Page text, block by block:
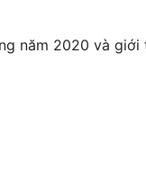
năm 2020 và